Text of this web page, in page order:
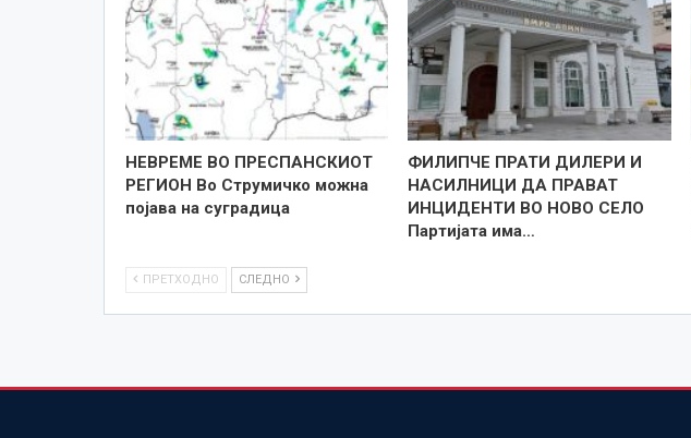
НЕВРЕМЕ ВО ПРЕСПАНСКИОТ
РЕГИОН Во Струмичко можна
појава на суградица
ФИЛИПЧЕ ПРАТИ ДИЛЕРИ И
НАСИЛНИЦИ ДА ПРАВАТ
ИНЦИДЕНТИ ВО НОВО СЕЛО
Партијата има…
ПРЕТХОДНО СЛЕДНО